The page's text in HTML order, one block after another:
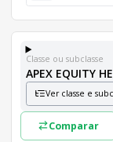
Classes e
Lista completa
Classes
Classe ou subclasse
APEX EQUITY
Ver classe e
Comparar